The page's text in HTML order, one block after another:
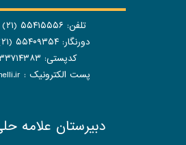
تلفن: ۵۵۴۱۵۵۵۶ (۲۱) ۰۰۹۸
دورنگار: ۵۵۴۰۹۳۵۴ (۲۱) ۰۰۹۸
کدپستی: ۱۳۳۳۷۱۴۳۸۳
پست الکترونیک :
دبیرستان علامه